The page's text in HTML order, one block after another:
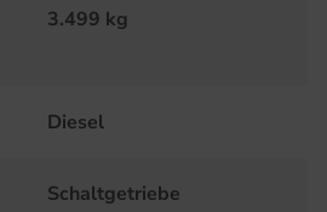
3.499 kg
Diesel
Schaltgetriebe